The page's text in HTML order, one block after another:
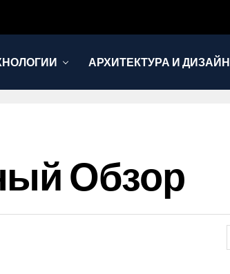
АРХИТЕКТУРА И ДИЗАЙН
Обзор